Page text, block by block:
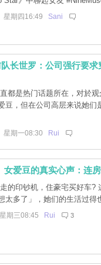
星期四16:49 Sani
长世罗：公司强行要
都是热门话题所在，对於观
豆，但在公司高层来说她们
星期一08:30 Rui
女爱豆的真实心声：连
的印钞机，住豪宅买好车?
太多了」，她们的生活过得
期三08:45 Rui 3